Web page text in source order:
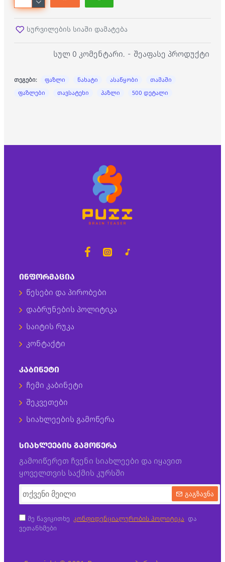
სულ 0 კომენტარი. - შეაფასე პროდუქტი
სურვილების სიაში დამატება
თეგები: ფაზლი ნახატი ასაწყობი
თამაში
ფაზლები
თავსატეხი პაზლი 500 დეტალი
ᲘᲜᲤᲝᲠᲛᲐᲪᲘᲐ
წესები და პირობები
დაბრუნების პოლიტიკა
საიტის რუკა
კონტაქტი
ᲙᲐᲑᲘᲜᲔᲢᲘ
ჩემი კაბინეტი
შეკვეთები
სიახლეების გამოწერა
ᲡᲘᲐᲮᲚᲔᲔᲑᲘᲡ ᲒᲐᲛᲝᲬᲔᲠᲐ
გამოიწერეთ ჩვენი სიახლეები და იყავით
ყოველთვის საქმის კურსში
გაგზავნა
მე წავიკითხე კონფიდენციალურობის პოლიტიკა და
ვეთანხმები